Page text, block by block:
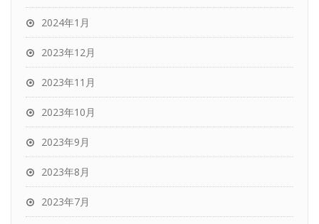
2024年1月
2023年12月
2023年11月
2023年10月
2023年9月
2023年8月
2023年7月